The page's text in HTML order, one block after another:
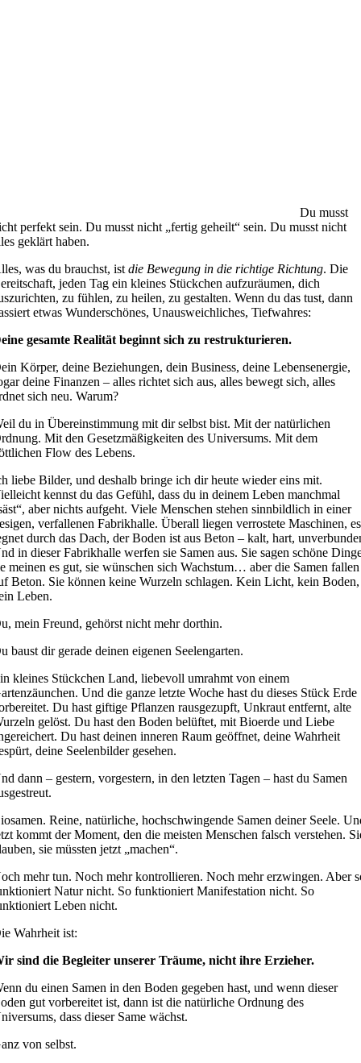
Du musst
perfekt sein. Du musst nicht „fertig geheilt“ sein. Du musst nicht
geklärt haben.
was du brauchst, istdie Bewegung in die richtige Richtung. Die
jeden Tag ein kleines Stückchen aufzuräumen, dich
zu fühlen, zu heilen, zu gestalten. Wenn du das tust, dann
etwas Wunderschönes, Unausweichliches, Tiefwahres:
gesamte Realität beginnt sich zu restrukturieren.
Körper, deine Beziehungen, dein Business, deine Lebensenergie,
deine Finanzen – alles richtet sich aus, alles bewegt sich, alles
sich neu. Warum?
du in Übereinstimmung mit dir selbst bist. Mit der natürlichen
Mit den Gesetzmäßigkeiten des Universums. Mit dem
Flow des Lebens.
liebe Bilder, und deshalb bringe ich dir heute wieder eins mit.
kennst du das Gefühl, dass du in deinem Leben manchmal
aber nichts aufgeht. Viele Menschen stehen sinnbildlich in einer
verfallenen Fabrikhalle. Überall liegen verrostete Maschinen, es
durch das Dach, der Boden ist aus Beton – kalt, hart,
in dieser Fabrikhalle werfen sie Samen aus. Sie sagen schöne
meinen es gut, sie wünschen sich Wachstum… aber die Samen fallen
Beton. Sie können keine Wurzeln schlagen. Kein Licht, kein Boden,
Leben.
mein Freund, gehörst nicht mehr dorthin.
baust dir gerade deinen eigenen Seelengarten.
kleines Stückchen Land, liebevoll umrahmt von einem
Und die ganze letzte Woche hast du dieses Stück Erde
Du hast giftige Pflanzen rausgezupft, Unkraut entfernt, alte
gelöst. Du hast den Boden belüftet, mit Bioerde und Liebe
Du hast deinen inneren Raum geöffnet, deine Wahrheit
deine Seelenbilder gesehen.
dann – gestern, vorgestern, in den letzten Tagen – hast du Samen
Reine, natürliche, hochschwingende Samen deiner Seele.
kommt der Moment, den die meisten Menschen falsch verstehen.
sie müssten jetzt „machen“.
mehr tun. Noch mehr kontrollieren. Noch mehr erzwingen. Aber
Natur nicht. So funktioniert Manifestation nicht. So
Leben nicht.
Wahrheit ist:
sind die Begleiter unserer Träume, nicht ihre Erzieher.
du einen Samen in den Boden gegeben hast, und wenn dieser
gut vorbereitet ist, dann ist die natürliche Ordnung des
dass dieser Same wächst.
von selbst.